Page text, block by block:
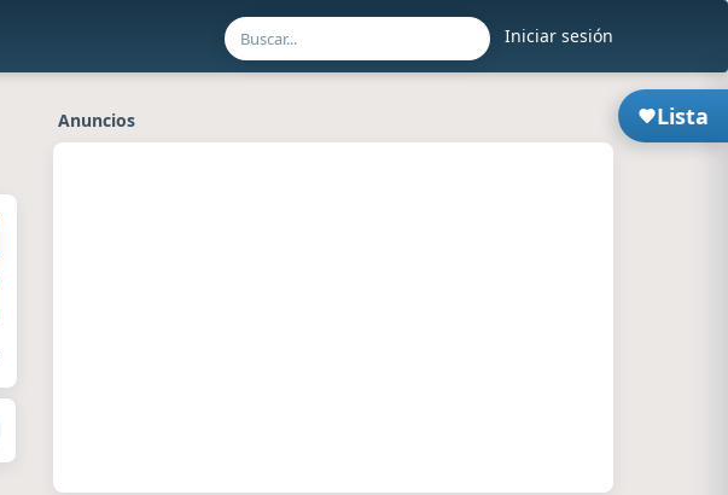
Iniciar sesión
Lista
Anuncios